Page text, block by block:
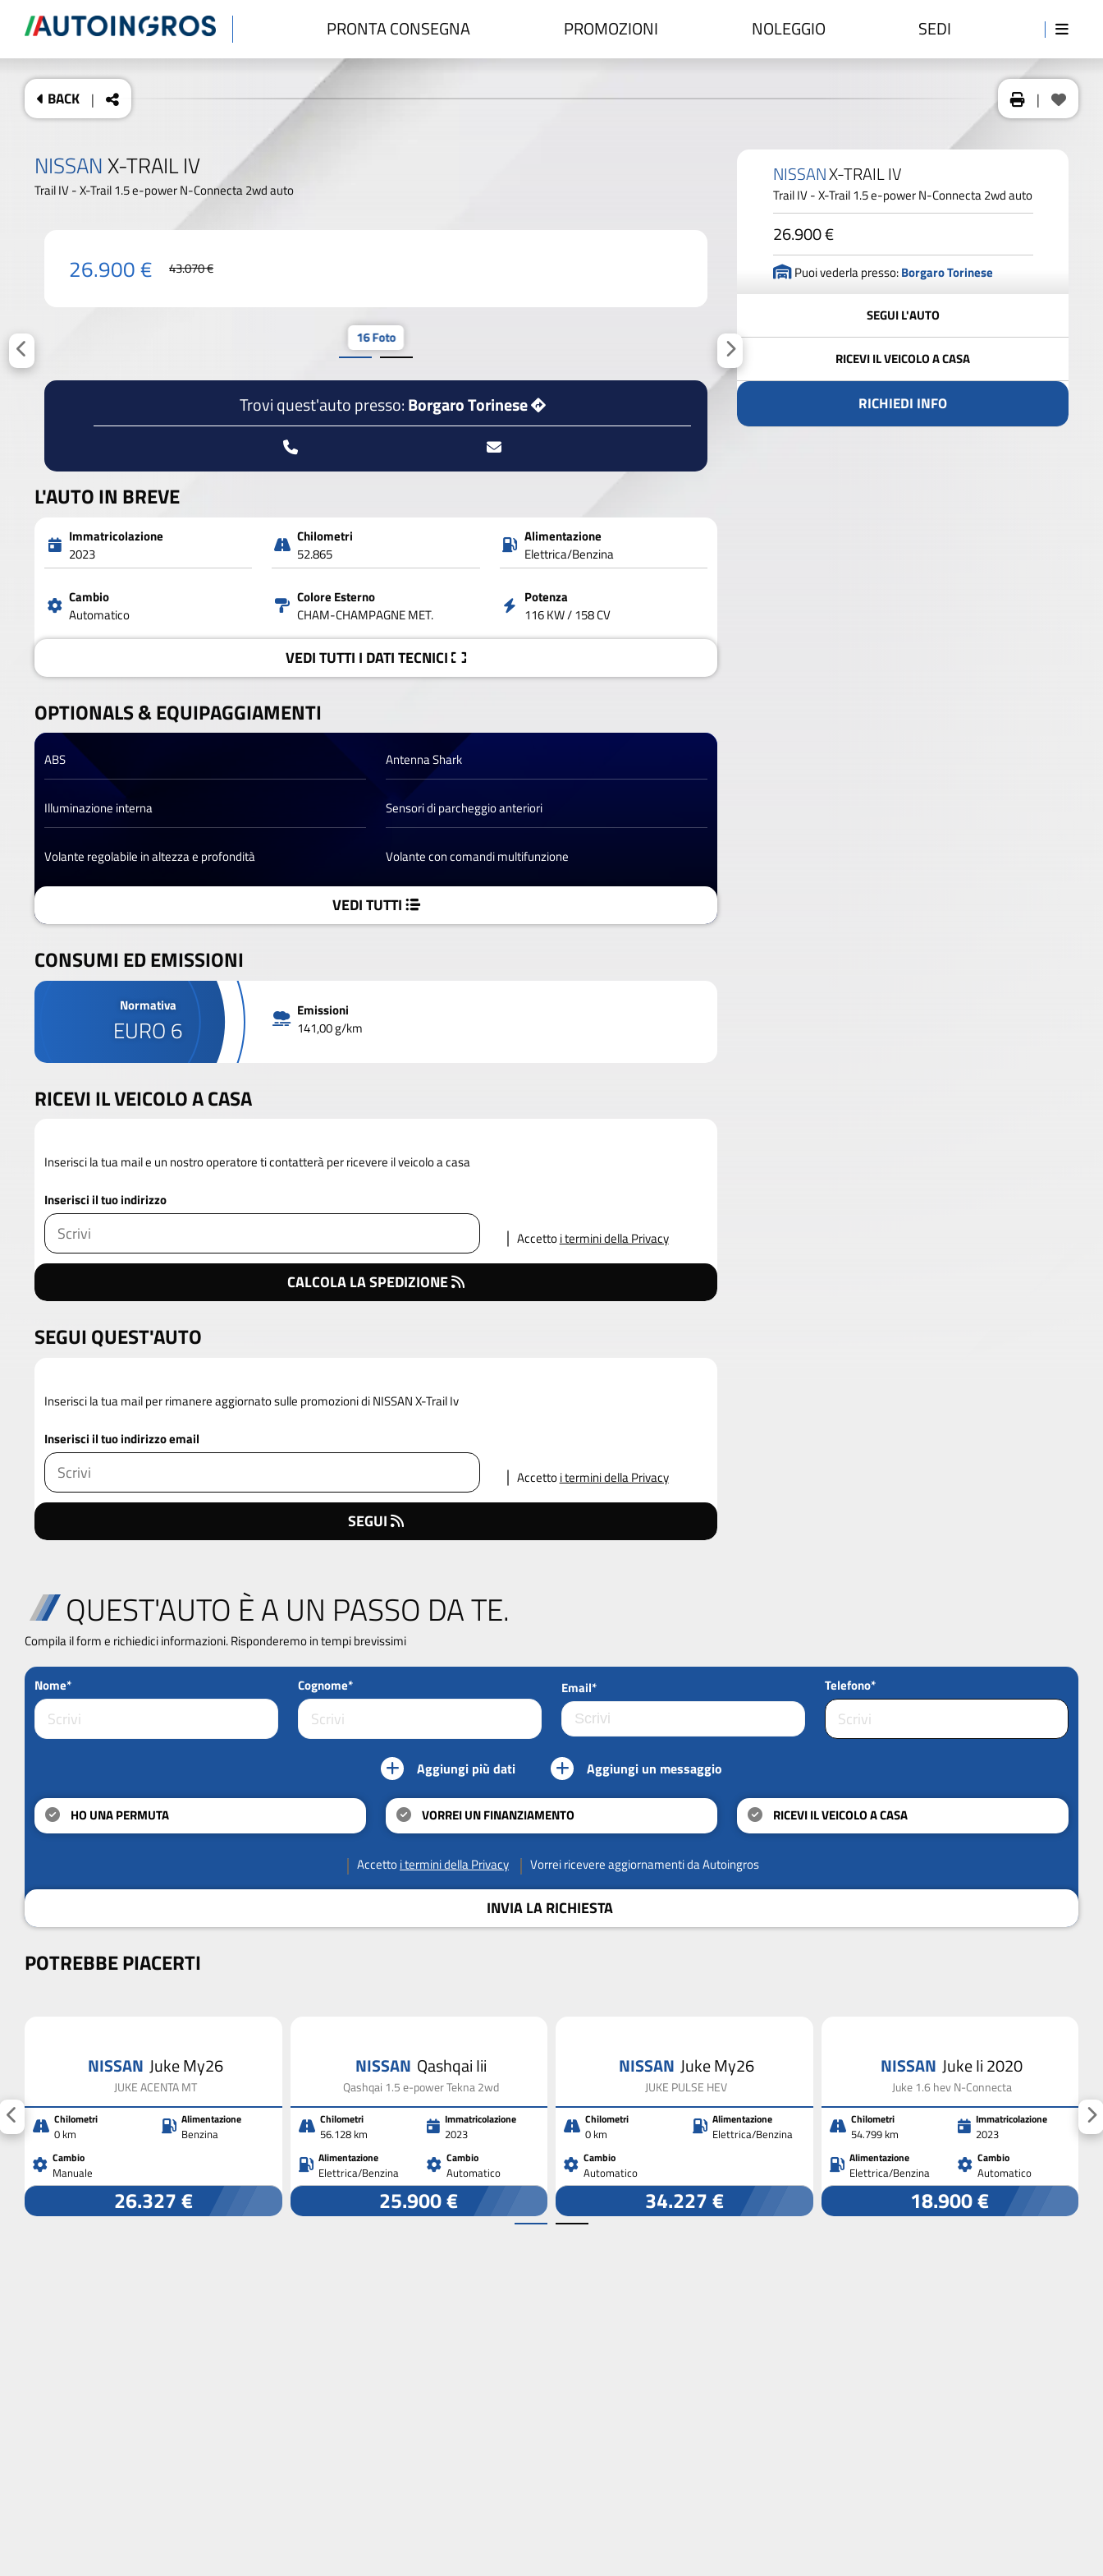
PRONTA CONSEGNA PROMOZIONI NOLEGGIO SEDI
BACK | |
NISSANX-TRAIL IV
Trail IV - X-Trail 1.5 e-power N-Connecta 2wd auto
26.900 € 43.070 €
16 Foto
Trovi quest'auto presso:Borgaro Torinese
L'AUTO IN BREVE
Immatricolazione
2023
Chilometri
52.865
Alimentazione
Elettrica/Benzina
Cambio
Automatico
Colore Esterno
CHAM-CHAMPAGNE MET.
Potenza
116 KW / 158 CV
VEDITUTTI I DATITECNICI
OPTIONALS &EQUIPAGGIAMENTI
ABS Antenna Shark
Illuminazione interna Sensori di parcheggio anteriori
Volante regolabile in altezza e profondità Volante con comandi multifunzione
VEDI TUTTI
CONSUMI ED EMISSIONI
Normativa
EURO 6
Emissioni
141,00 g/km
RICEVI IL VEICOLO A CASA
Inserisci la tua mail e un nostro operatore ti contatterà per ricevere il veicolo a casa
Inserisci il tuo indirizzo
Accettoi termini della Privacy
CALCOLA LA SPEDIZIONE
SEGUI QUEST'AUTO
Inserisci la tua mail per rimanere aggiornato sulle promozioni di NISSAN X-Trail Iv
Inserisci il tuo indirizzo email
Accettoi termini della Privacy
SEGUI
NISSANX-TRAIL IV
Trail IV - X-Trail 1.5 e-power N-Connecta 2wd auto
26.900 €
Puoi vederla presso:Borgaro Torinese
SEGUI L'AUTO
RICEVI IL VEICOLO A CASA
RICHIEDI INFO
QUEST'AUTO È A UN PASSO DA TE.
Compila il form e richiedici informazioni. Risponderemo in tempi brevissimi
Nome* Cognome* Email* Telefono*
Aggiungi più dati Aggiungi un messaggio
HO UNA PERMUTA VORREI UN FINANZIAMENTO RICEVI IL VEICOLO A CASA
Accettoi termini della Privacy Vorrei ricevere aggiornamenti da Autoingros
INVIA LA RICHIESTA
POTREBBE PIACERTI
NISSAN Juke My26
JUKE ACENTA MT
Chilometri
0 km
Alimentazione
Benzina
Cambio
Manuale
26.327 €
NISSAN Qashqai Iii
Qashqai 1.5 e-power Tekna 2wd
Chilometri
56.128 km
Immatricolazione
2023
Alimentazione
Elettrica/Benzina
Cambio
Automatico
25.900 €
NISSAN Juke My26
JUKE PULSE HEV
Chilometri
0 km
Alimentazione
Elettrica/Benzina
Cambio
Automatico
34.227 €
NISSAN Juke Ii 2020
Juke 1.6 hev N-Connecta
Chilometri
54.799 km
Immatricolazione
2023
Alimentazione
Elettrica/Benzina
Cambio
Automatico
18.900 €